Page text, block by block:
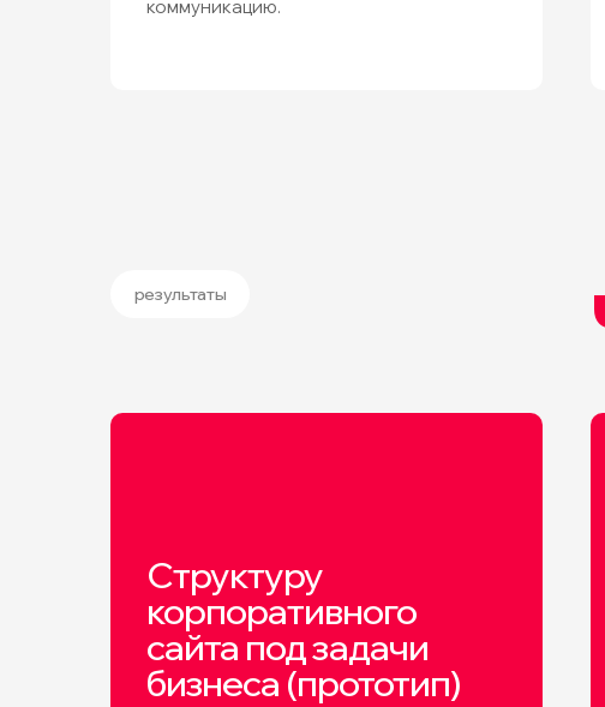
коммуникацию.
результаты
Структуру
корпоративного
сайта под задачи
бизнеса (прототип)